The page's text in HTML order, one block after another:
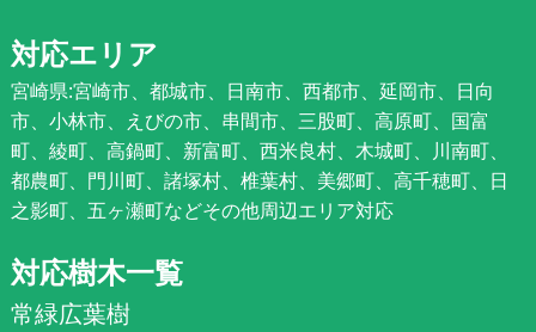
対応エリア
宮崎県:宮崎市、都城市、日南市、西都市、延岡市、日向
市、小林市、えびの市、串間市、三股町、高原町、国富
町、綾町、高鍋町、新富町、西米良村、木城町、川南町、
都農町、門川町、諸塚村、椎葉村、美郷町、高千穂町、日
之影町、五ヶ瀬町などその他周辺エリア対応
対応樹木一覧
常緑広葉樹